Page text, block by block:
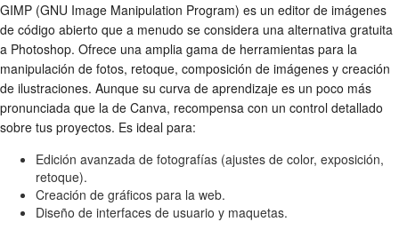
GIMP (GNU Image Manipulation Program) es un editor de imágenes
de código abierto que a menudo se considera una alternativa gratuita
a Photoshop. Ofrece una amplia gama de herramientas para la
manipulación de fotos, retoque, composición de imágenes y creación
de ilustraciones. Aunque su curva de aprendizaje es un poco más
pronunciada que la de Canva, recompensa con un control detallado
sobre tus proyectos. Es ideal para:
Edición avanzada de fotografías (ajustes de color, exposición,
retoque).
Creación de gráficos para la web.
Diseño de interfaces de usuario y maquetas.